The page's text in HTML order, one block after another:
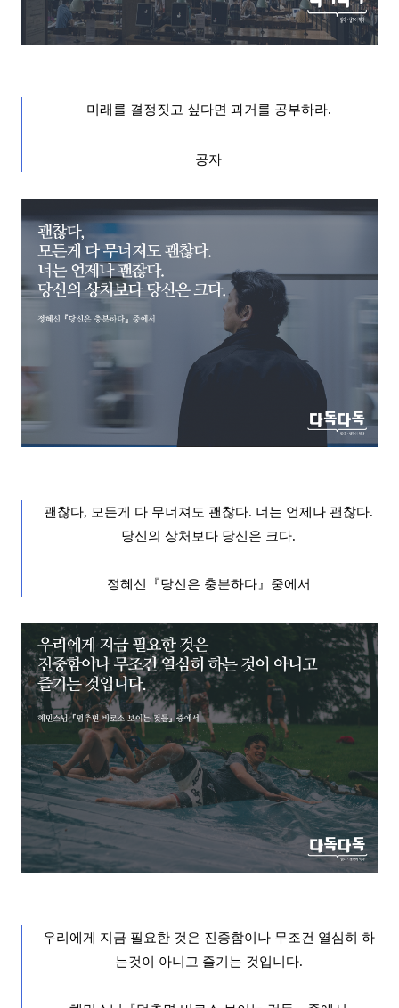
미래를 결정짓고 싶다면 과거를 공부하라.
공자
괜찮다, 모든게 다 무너져도 괜찮다. 너는 언제나 괜찮다.
당신의 상처보다 당신은 크다.
정혜신 『당신은 충분하다』 중에서
우리에게 지금 필요한 것은 진중함이나 무조건 열심히 하
는것이 아니고 즐기는 것입니다.